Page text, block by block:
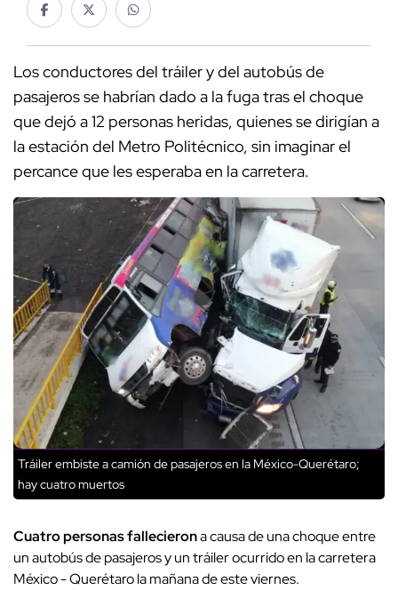
Los conductores del tráiler y del autobús de
pasajeros se habrían dado a la fuga tras el choque
que dejó a 12 personas heridas, quienes se dirigían a
la estación del Metro Politécnico, sin imaginar el
percance que les esperaba en la carretera.
Tráiler embiste a camión de pasajeros en la México-Querétaro;
hay cuatro muertos
Cuatro personas fallecierona causa de una choque entre
un autobús de pasajeros y un tráiler ocurrido en la carretera
México - Querétaro la mañana de este viernes.